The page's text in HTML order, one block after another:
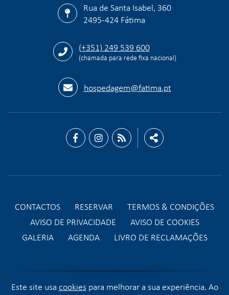
Rua de Santa Isabel, 360
2495-424 Fátima
(+351) 249 539 600
(chamada para rede fixa nacional)
hospedagem@fatima.pt
CONTACTOS RESERVAR
TERMOS & CONDIÇÕES
AVISO DE PRIVACIDADE
AVISO DE COOKIES
GALERIA
AGENDA LIVRO DE RECLAMAÇÕES
© 2026 Santuário de Fátima
Este site usa cookies para melhorar a sua experiência. Ao